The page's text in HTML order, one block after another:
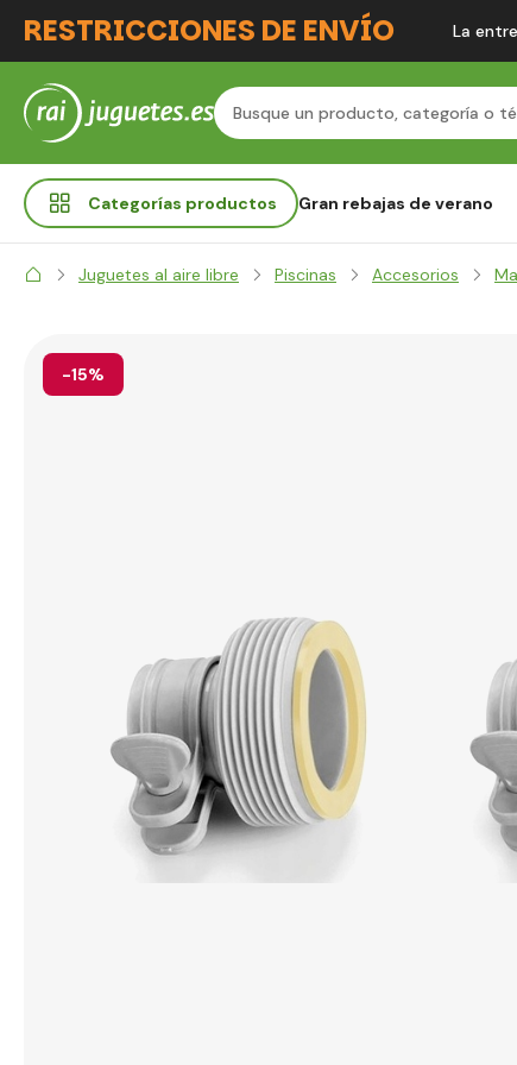
RESTRICCIONES DE ENVÍO La
Categorías productos Gran rebajas de verano
Juguetes al aire libre Piscinas Accesorios
-15%